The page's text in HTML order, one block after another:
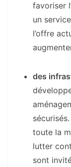
favoriser
un
l’offre
des
toute la
lutter
sont